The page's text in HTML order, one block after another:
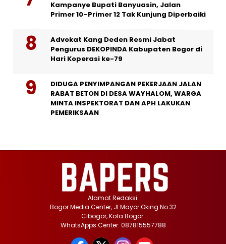
Kampanye Bupati Banyuasin, Jalan
Primer 10–Primer 12 Tak Kunjung Diperbaiki
Advokat Kang Deden Resmi Jabat
Pengurus DEKOPINDA Kabupaten Bogor di
Hari Koperasi ke-79
DIDUGA PENYIMPANGAN PEKERJAAN JALAN
RABAT BETON DI DESA WAYHALOM, WARGA
MINTA INSPEKTORAT DAN APH LAKUKAN
PEMERIKSAAN
Alamat Redaksi:
Bogor Media Center, Jl Mayor Oking No 32
Cibogor, Kota Bogor.
WhatsApps Center: 087815557788